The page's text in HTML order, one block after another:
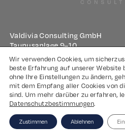
Valdivia Consulting GmbH
Taunusanlage 9–10
60329 Frankfurt am Main
Impressum
Datenschutz
Wir verwenden Cookies, um
beste Erfahrung auf unserer Website
ohne Ihre Einstellungen zu ändern,
mit dem Empfang aller Cookies von
sind. Um mehr darüber zu erfahren,
Datenschutzbestimmungen.
Zustimmen Ablehnen